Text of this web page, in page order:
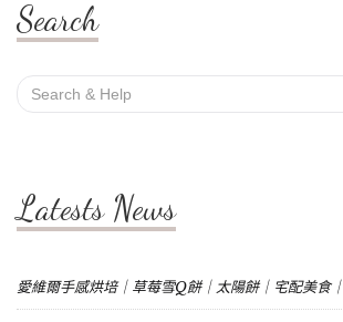
Search
Search
for:
Latests News
愛維爾手感烘培｜草莓雪Q餅｜太陽餅｜宅配美食｜